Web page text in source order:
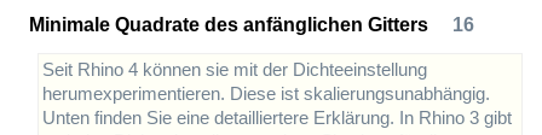
Minimale Quadrate des anfänglichen Gitters
16
Seit Rhino 4 können sie mit der Dichteeinstellung
herumexperimentieren. Diese ist skalierungsunabhängig.
Unten finden Sie eine detailliertere Erklärung. In Rhino 3 gibt